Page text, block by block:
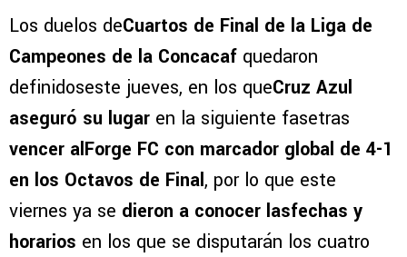
Los duelos deCuartos de Final de la Liga de
Campeones de la Concacaf quedaron
definidoseste jueves, en los queCruz Azul
aseguró su lugar en la siguiente fasetras
vencer alForge FC con marcador global de 4-1
en los Octavos de Final, por lo que este
viernes ya se dieron a conocer lasfechas y
horarios en los que se disputarán los cuatro